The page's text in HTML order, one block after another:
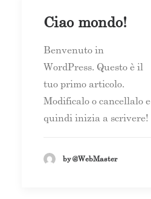
Ciao mondo!
Benvenuto in
WordPress. Questo è il
tuo primo articolo.
Modificalo o cancellalo e
quindi inizia a scrivere!
by @WebMaster